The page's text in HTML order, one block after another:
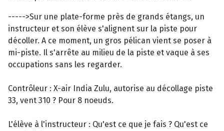
----->Sur une plate-forme près de grands étangs, un
instructeur et son élève s'alignent sur la piste pour
décoller. A ce moment, un gros pélican vient se poser à
mi-piste. Il s'arrête au milieu de la piste et vaque à ses
occupations sans les regarder.
Contrôleur : X-air India Zulu, autorise au décollage piste
33, vent 310 ? Pour 8 noeuds.
L'élève à l'instructeur : Qu'est ce que je fais ? Qu'est ce